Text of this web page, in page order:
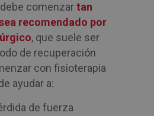
comenzartan
recomendado por
, que suele ser
de recuperación
con fisioterapia
ayudar a:
de fuerza